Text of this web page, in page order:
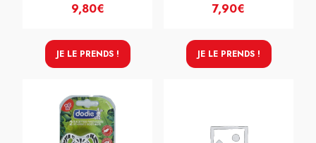
9,80€
JE LE PRENDS !
7,90€
JE LE PRENDS !